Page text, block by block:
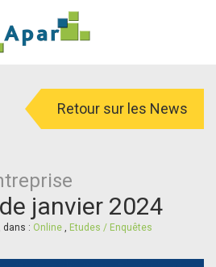
Retour sur les News
janvier 2024
dans : Online , Etudes / Enquêtes